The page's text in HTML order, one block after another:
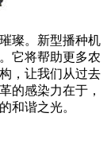
璨。新型播种机
它将帮助更多农
，让我们从过去
的感染力在于，
和谐之光。